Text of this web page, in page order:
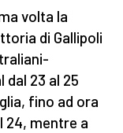
volta la
di Gallipoli
dal 23 al 25
fino ad ora
24, mentre a